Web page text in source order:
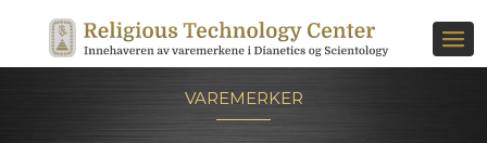
VAREMERKER